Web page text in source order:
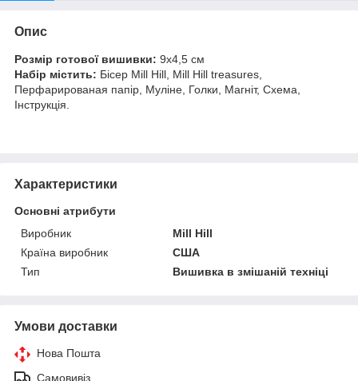
Опис
Розмір готової вишивки: 9х4,5 см
Набір містить: Бісер Mill Hill, Mill Hill treasures,
Перфарированая папір, Муліне, Голки, Магніт, Схема,
Інструкція.
Характеристики
Основні атрибути
Виробник
Mill Hill
Країна виробник
США
Тип
Вишивка в змішаній техніці
Умови доставки
Нова Пошта
Самовивіз